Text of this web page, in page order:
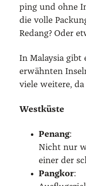
ping und ohne
die vol­le
Redang? Oder
In Malay­sia gibt
erwähn­ten
vie­le wei­te­re,
West­küs­te
Penang:
Nicht nur
einer der
Pang­kor: